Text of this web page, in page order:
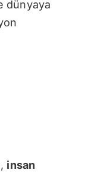
dünyaya
insan